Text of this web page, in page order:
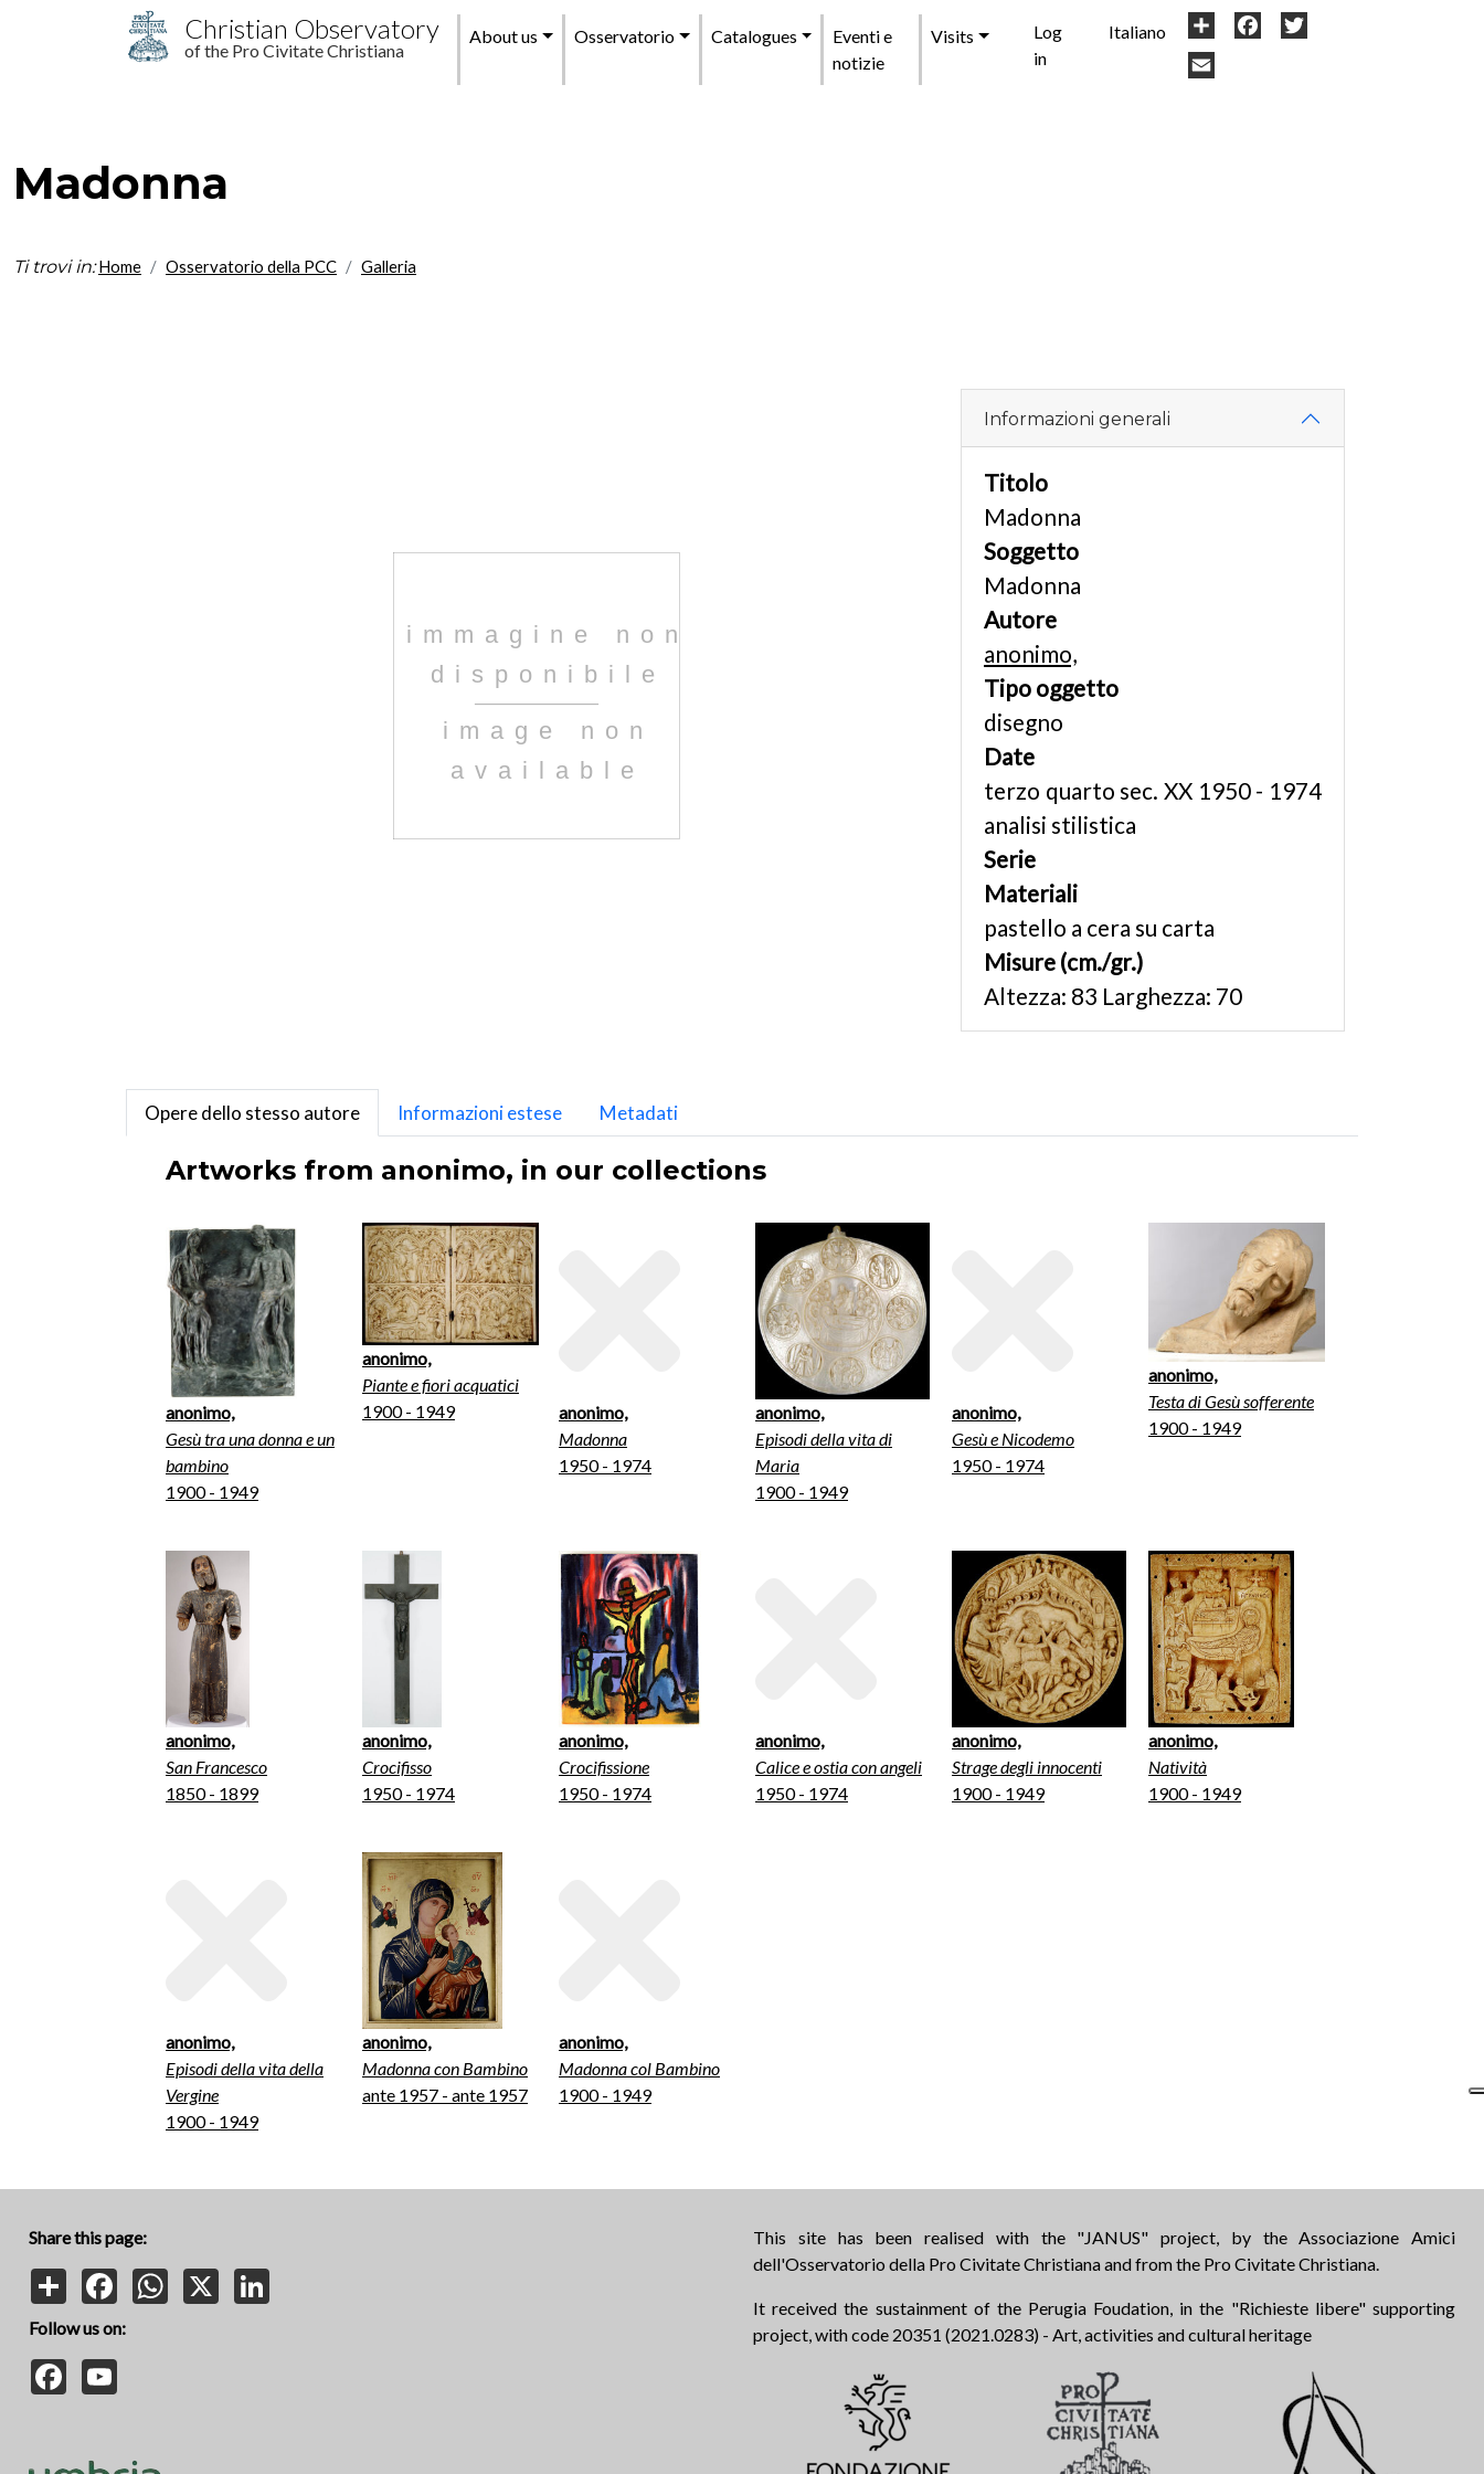
Skip to main content
Christian Observatory
of the Pro Civitate Christiana
Menu
About us Osservatorio Catalogues
Eventi e
notizie
Visits
User
account
Log
in
Italiano Share Facebook
Madonna
Ti trovi in: Home Osservatorio della PCC Galleria
Informazioni generali
Titolo
Madonna
Soggetto
Madonna
Autore
anonimo,
Tipo oggetto
disegno
Date
terzo quarto sec. XX 1950 - 1974
analisi stilistica
Serie
Materiali
pastello a cera su carta
Misure (cm./gr.)
Altezza: 83 Larghezza: 70
Opere dello stesso autore Informazioni estese Metadati
Artworks from anonimo, in our collections
anonimo,
Gesù tra una donna e un
bambino
1900 - 1949
anonimo,
Piante e fiori acquatici
1900 - 1949
anonimo,
Madonna
1950 - 1974
anonimo,
Episodi della vita di
Maria
1900 - 1949
anonimo,
Gesù e Nicodemo
1950 - 1974
anonimo,
Testa di Gesù sofferente
1900 - 1949
anonimo,
San Francesco
1850 - 1899
anonimo,
Crocifisso
1950 - 1974
anonimo,
Crocifissione
1950 - 1974
anonimo,
Calice e ostia con angeli
1950 - 1974
anonimo,
Strage degli innocenti
1900 - 1949
anonimo,
Natività
1900 - 1949
anonimo,
Episodi della vita della
Vergine
1900 - 1949
anonimo,
Madonna con Bambino
ante 1957 - ante 1957
anonimo,
Madonna col Bambino
1900 - 1949
Share this page:
Share
FacebookWhatsApp
Follow us on:
Facebook
This site has been realised with the "JANUS" project, by the Associazione Amici
dell'Osservatorio della Pro Civitate Christiana and from the Pro Civitate Christiana.
It received the sustainment of the Perugia Foudation, in the "Richieste libere" supporting
project, with code 20351 (2021.0283) - Art, activities and cultural heritage